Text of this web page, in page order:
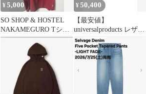
¥5,000
SO SHOP & HOSTEL
NAKAMEGURO Tシャ
ツ
¥50,400
【最安値】
universalproducts レザー
ブルゾン 26ss